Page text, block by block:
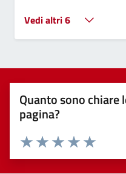
Vedi altri 6
Quanto sono
pagina?
Valuta 5
Valuta 4
Valuta 3 stelle su
Valuta 2 stelle su 5
Valuta 1 stelle su 5